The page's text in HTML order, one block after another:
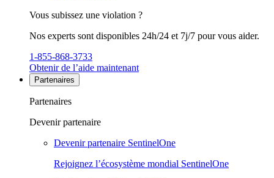
Vous subissez une violation ?
Nos experts sont disponibles 24h/24 et 7j/7 pour vous aider.
1-855-868-3733
Obtenir de l’aide maintenant
Partenaires
Partenaires
Devenir partenaire
Devenir partenaire SentinelOne
Rejoignez l’écosystème mondial SentinelOne